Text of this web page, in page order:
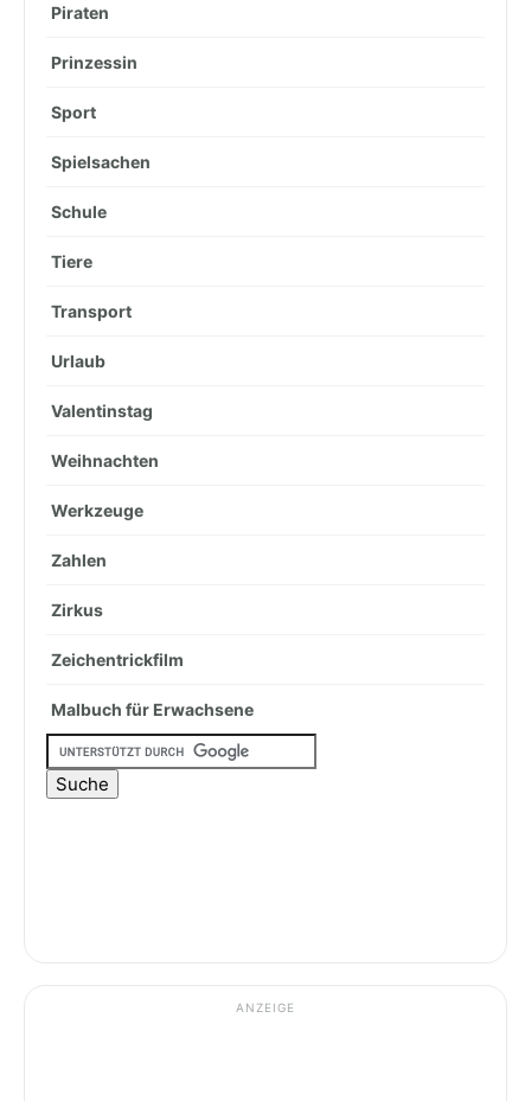
Piraten
Prinzessin
Sport
Spielsachen
Schule
Tiere
Transport
Urlaub
Valentinstag
Weihnachten
Werkzeuge
Zahlen
Zirkus
Zeichentrickfilm
Malbuch für Erwachsene
ANZEIGE